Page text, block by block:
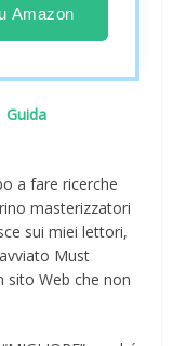
Amazon
Guida
a fare ricerche
masterizzatori
sui miei lettori,
Must
sito Web che non